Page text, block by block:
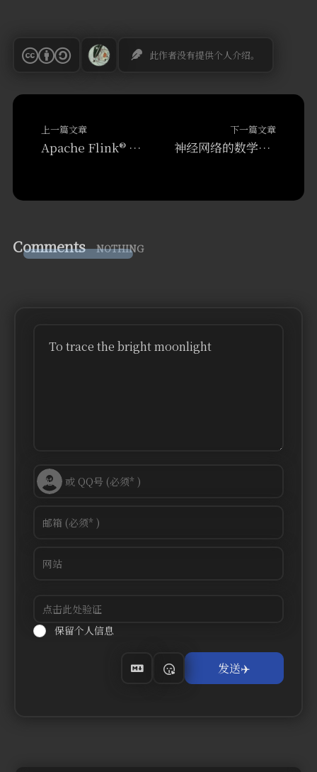
此作者没有提供个人介绍。
上一篇文章
Apache Flink® – 数据流上的有状态计算
下一篇文章
神经网络的数学基础 – 《Deep Learning with Python》
Comments NOTHING
To trace the bright moonlight
保留个人信息